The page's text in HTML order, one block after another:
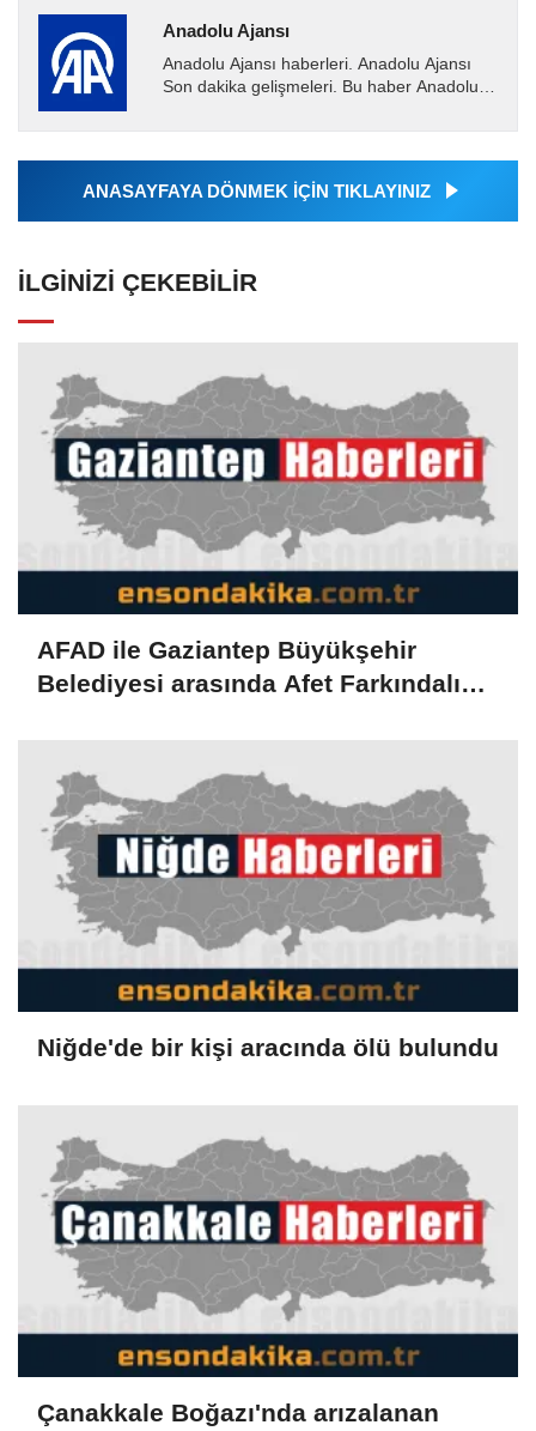
Anadolu Ajansı
Anadolu Ajansı haberleri. Anadolu Ajansı
Son dakika gelişmeleri. Bu haber Anadolu
Ajansı tarafından...
ANASAYFAYA DÖNMEK İÇİN TIKLAYINIZ
İLGINIZI ÇEKEBILIR
AFAD ile Gaziantep Büyükşehir
Belediyesi arasında Afet Farkındalık
Niğde'de bir kişi aracında ölü bulundu
Çanakkale Boğazı'nda arızalanan